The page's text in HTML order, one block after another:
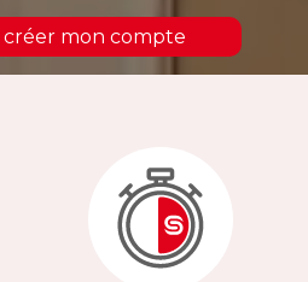
créer mon compte